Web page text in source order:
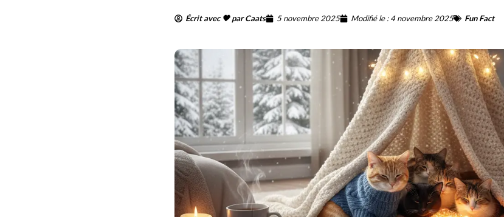
Écrit avec 🖤 par Caats 5 novembre 2025 Modifié le : 4 novembre 2025 Fun Fact